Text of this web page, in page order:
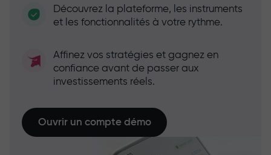
Découvrez la plateforme, les instruments
et les fonctionnalités à votre rythme.
Affinez vos stratégies et gagnez en
confiance avant de passer aux
investissements réels.
Ouvrir un compte démo